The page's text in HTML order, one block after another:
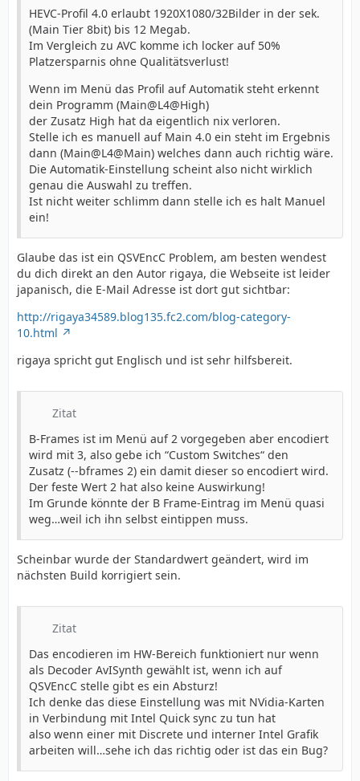
HEVC-Profil 4.0 erlaubt 1920X1080/32Bilder in der sek.
(Main Tier 8bit) bis 12 Megab.
Im Vergleich zu AVC komme ich locker auf 50%
Platzersparnis ohne Qualitätsverlust!
Wenn im Menü das Profil auf Automatik steht erkennt
dein Programm (Main@L4@High)
der Zusatz High hat da eigentlich nix verloren.
Stelle ich es manuell auf Main 4.0 ein steht im Ergebnis
dann (Main@L4@Main) welches dann auch richtig wäre.
Die Automatik-Einstellung scheint also nicht wirklich
genau die Auswahl zu treffen.
Ist nicht weiter schlimm dann stelle ich es halt Manuel
ein!
Glaube das ist ein QSVEncC Problem, am besten wendest
du dich direkt an den Autor rigaya, die Webseite ist leider
japanisch, die E-Mail Adresse ist dort gut sichtbar:
http://rigaya34589.blog135.fc2.com/blog-category-
10.html
rigaya spricht gut Englisch und ist sehr hilfsbereit.
Zitat
B-Frames ist im Menü auf 2 vorgegeben aber encodiert
wird mit 3, also gebe ich “Custom Switches“ den
Zusatz (--bframes 2) ein damit dieser so encodiert wird.
Der feste Wert 2 hat also keine Auswirkung!
Im Grunde könnte der B Frame-Eintrag im Menü quasi
weg…weil ich ihn selbst eintippen muss.
Scheinbar wurde der Standardwert geändert, wird im
nächsten Build korrigiert sein.
Zitat
Das encodieren im HW-Bereich funktioniert nur wenn
als Decoder AvISynth gewählt ist, wenn ich auf
QSVEncC stelle gibt es ein Absturz!
Ich denke das diese Einstellung was mit NVidia-Karten
in Verbindung mit Intel Quick sync zu tun hat
also wenn einer mit Discrete und interner Intel Grafik
arbeiten will…sehe ich das richtig oder ist das ein Bug?